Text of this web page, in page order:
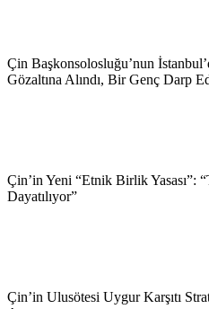
Çin Başkonsolosluğu’nun
Gözaltına Alındı, Bir Genç Darp
Çin’in Yeni “Etnik Birlik
Dayatılıyor”
Çin’in Ulusötesi Uygur Karşıtı